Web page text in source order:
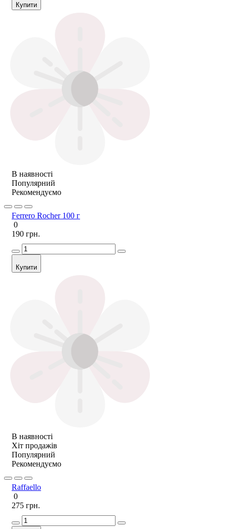
Купити
В наявності
Популярний
Рекомендуємо
Ferrero Rocher 100 г
0
190 грн.
Купити
В наявності
Хіт продажів
Популярний
Рекомендуємо
Raffaello
0
275 грн.